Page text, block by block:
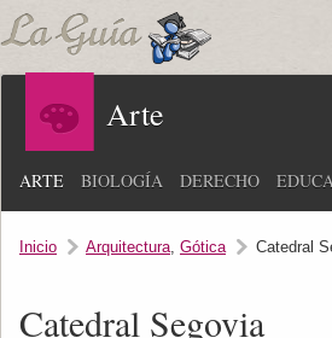
Arte
ARTE BIOLOGÍA DERECHO
Inicio Arquitectura, Gótica Catedral
Catedral Segovia